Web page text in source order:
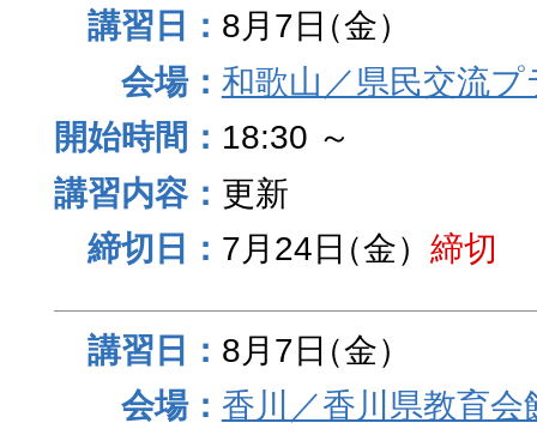
8月7日（金）
和歌山／県民交流
18:30 ～
更新
7月24日（金） 締切
8月7日（金）
香川／香川県教育